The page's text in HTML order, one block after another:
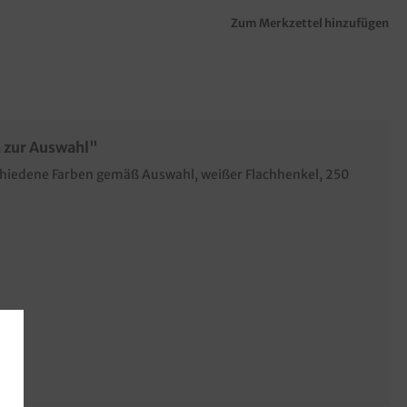
Zum Merkzettel hinzufügen
Auswahl"
Farben gemäß Auswahl, weißer Flachhenkel, 250